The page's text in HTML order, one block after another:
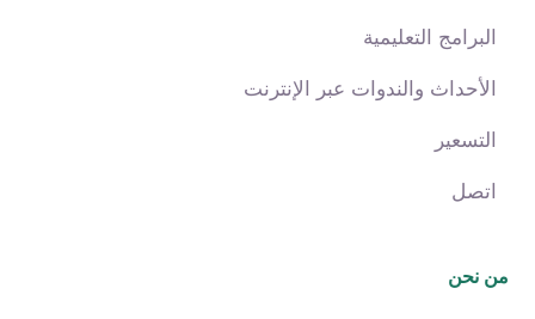
البرامج التعليمية
الأحداث والندوات عبر الإنترنت
التسعير
اتصل
من نحن